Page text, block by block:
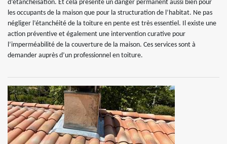
d’étanchéisation. Et cela présente un danger permanent aussi bien pour
les occupants de la maison que pour la structuration de l’habitat. Ne pas
négliger l’étanchéité de la toiture en pente est très essentiel. Il existe une
action préventive et également une intervention curative pour
l’imperméabilité de la couverture de la maison. Ces services sont à
demander auprès d’un professionnel en toiture.